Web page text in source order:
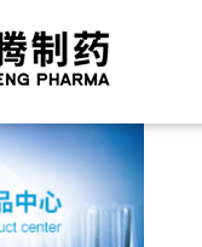
页 产品中心